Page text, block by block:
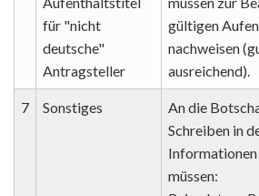
für "nicht
deutsche"
Antragsteller
gültigen
nachweisen
ausreichend).
7 Sonstiges
An die
Schreiben in
müssen: